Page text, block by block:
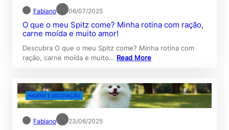
Fabiano 06/07/2025
O que o meu Spitz come? Minha rotina com ração,
carne moída e muito amor!
Descubra O que o meu Spitz come? Minha rotina com
ração, carne moída e muito… Read More
HIGIENE E ESCOVAÇÃO
Fabiano 23/06/2025